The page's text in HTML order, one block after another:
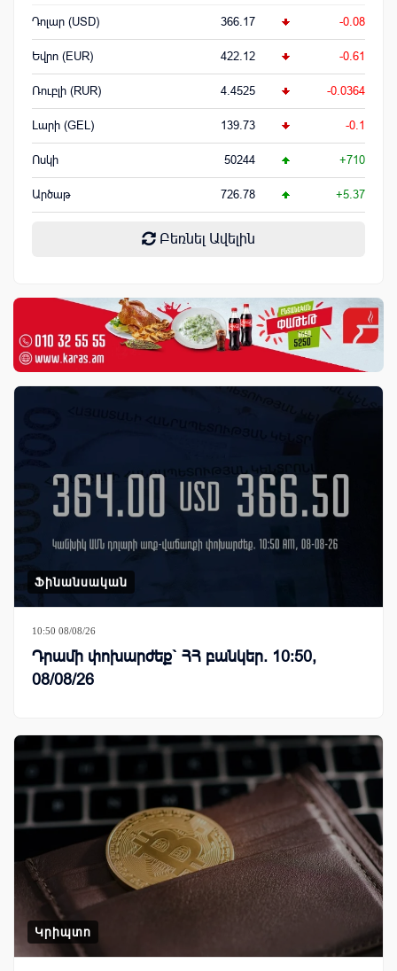
Դոլար (USD) 366.17 -0.08
Եվրո (EUR) 422.12 -0.61
Ռուբլի (RUR) 4.4525 -0.0364
Լարի (GEL) 139.73 -0.1
Ոսկի 50244 +710
Արծաթ 726.78 +5.37
Բեռնել Ավելին
Ֆինանսական
10:50 08/08/26
Դրամի փոխարժեք` ՀՀ բանկեր. 10:50,
08/08/26
Կրիպտո